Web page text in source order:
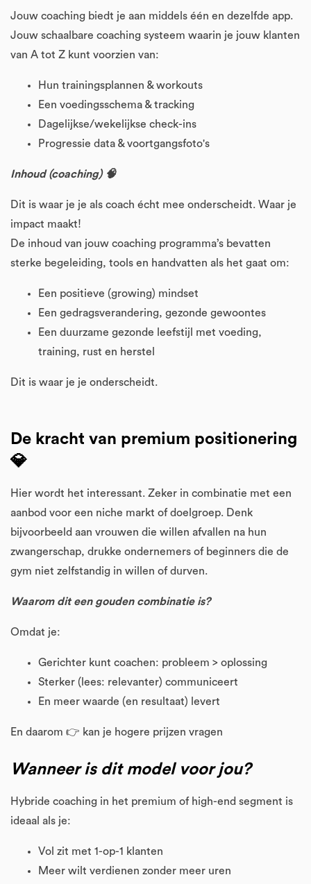
Jouw coaching biedt je aan middels één en dezelfde app.
Jouw schaalbare coaching systeem waarin je jouw klanten
van A tot Z kunt voorzien van:
Hun trainingsplannen & workouts
Een voedingsschema & tracking
Dagelijkse/wekelijkse check-ins
Progressie data & voortgangsfoto's
Inhoud (coaching) 🧠
Dit is waar je je als coach écht mee onderscheidt. Waar je
impact maakt!
De inhoud van jouw coaching programma’s bevatten
sterke begeleiding, tools en handvatten als het gaat om:
Een positieve (growing) mindset
Een gedragsverandering, gezonde gewoontes
Een duurzame gezonde leefstijl met voeding,
training, rust en herstel
Dit is waar je je onderscheidt.
De kracht van premium positionering
💎
Hier wordt het interessant. Zeker in combinatie met een
aanbod voor een niche markt of doelgroep. Denk
bijvoorbeeld aan vrouwen die willen afvallen na hun
zwangerschap, drukke ondernemers of beginners die de
gym niet zelfstandig in willen of durven.
Waarom dit een gouden combinatie is?
Omdat je:
Gerichter kunt coachen: probleem > oplossing
Sterker (lees: relevanter) communiceert
En meer waarde (en resultaat) levert
En daarom 👉 kan je hogere prijzen vragen
Wanneer is dit model voor jou?
Hybride coaching in het premium of high-end segment is
ideaal als je:
Vol zit met 1-op-1 klanten
Meer wilt verdienen zonder meer uren